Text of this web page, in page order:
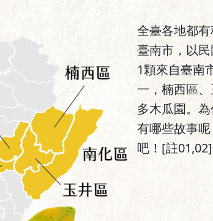
全臺各地都
臺南市，以
1顆來自臺南
一，楠西區
多木瓜園。
有哪些故事
吧！[註01,02]